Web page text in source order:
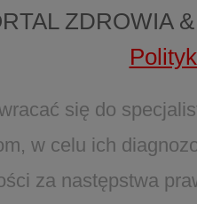
ZDROWIA
się do
w celu ich
za następstwa